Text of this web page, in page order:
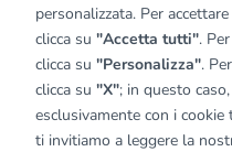
personalizzata. Per
clicca su "Accetta tutti".
clicca su "Personalizza".
clicca su "X"; in questo
esclusivamente con i
ti invitiamo a leggere la